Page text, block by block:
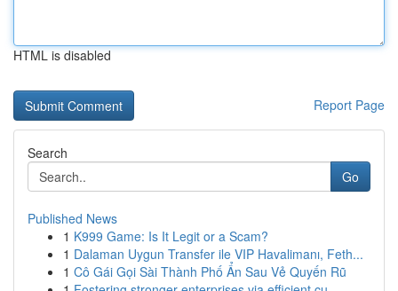
HTML is disabled
Report Page
Search
Go
Published News
1 K999 Game: Is It Legit or a Scam?
1 Dalaman Uygun Transfer ile VIP Havalimanı, Feth...
1 Cô Gái Gọi Sài Thành Phố Ẩn Sau Vẻ Quyến Rũ